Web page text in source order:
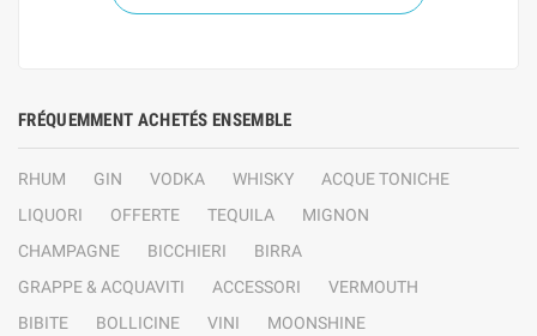
FRÉQUEMMENT ACHETÉS ENSEMBLE
RHUM GIN VODKA WHISKY
ACQUE TONICHE
LIQUORI
OFFERTE TEQUILA
MIGNON
CHAMPAGNE
BICCHIERI
BIRRA
GRAPPE & ACQUAVITI
ACCESSORI
VERMOUTH
BIBITE
BOLLICINE VINI MOONSHINE